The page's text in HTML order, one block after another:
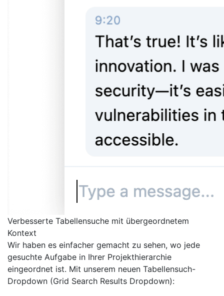
Verbesserte Tabellensuche mit übergeordnetem
Kontext
Wir haben es einfacher gemacht zu sehen, wo jede
gesuchte Aufgabe in Ihrer Projekthierarchie
eingeordnet ist. Mit unserem neuen Tabellensuch-
Dropdown (Grid Search Results Dropdown):